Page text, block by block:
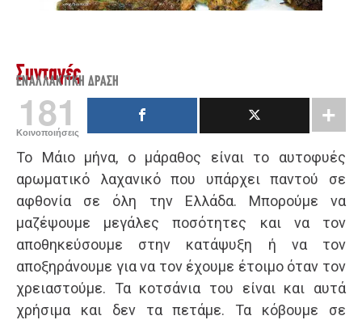
Συνταγές
ΕΝΑΛΛΑΚΤΙΚΉ ΔΡΆΣΗ
181
Κοινοποιήσεις
Το Μάιο μήνα, ο μάραθος είναι το αυτοφυές
αρωματικό λαχανικό που υπάρχει παντού σε
αφθονία σε όλη την Ελλάδα. Μπορούμε να
μαζέψουμε μεγάλες ποσότητες και να τον
αποθηκεύσουμε στην κατάψυξη ή να τον
αποξηράνουμε για να τον έχουμε έτοιμο όταν τον
χρειαστούμε. Τα κοτσάνια του είναι και αυτά
χρήσιμα και δεν τα πετάμε. Τα κόβουμε σε